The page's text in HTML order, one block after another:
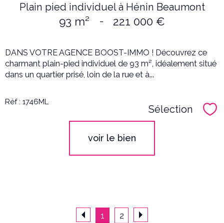
Plain pied individuel à Hénin Beaumont
93 m² - 221 000 €
DANS VOTRE AGENCE BOOST-IMMO ! Découvrez ce
charmant plain-pied individuel de 93 m², idéalement situé
dans un quartier prisé, loin de la rue et à...
Réf : 1746ML
Sélection
voir le bien
1 2